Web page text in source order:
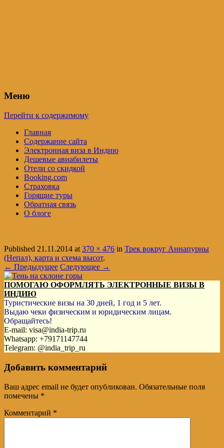
Меню
Перейти к содержимому
Главная
Содержание сайта
Электронная виза в Индию
Дешевые авиабилеты
Отели со скидкой
Booking.com
Страховка
Горящие туры
Обратная связь
О блоге
Published 21.11.2014 at370 × 476 in Трек вокруг Аннапурны
(Непал), карта и схема высот.
← Предыдущее Следующее →
ПОМОГАЮ ОФОРМЛЯТЬ ЭЛЕКТРОННЫЕ ВИЗЫ В
ИНДИЮ
Туристические визы на 30 дней, 1 год и 5 лет.
Выдаю чеки физическим и юридическим лицам.
Обращайтесь!
E-mail: visa@india-trip.ru
Whatsapp: +79171147744
Telegram: @india_trip_ru
Добавить комментарий
Ваш адрес email не будет опубликован. Обязательные поля
помечены *
Комментарий *